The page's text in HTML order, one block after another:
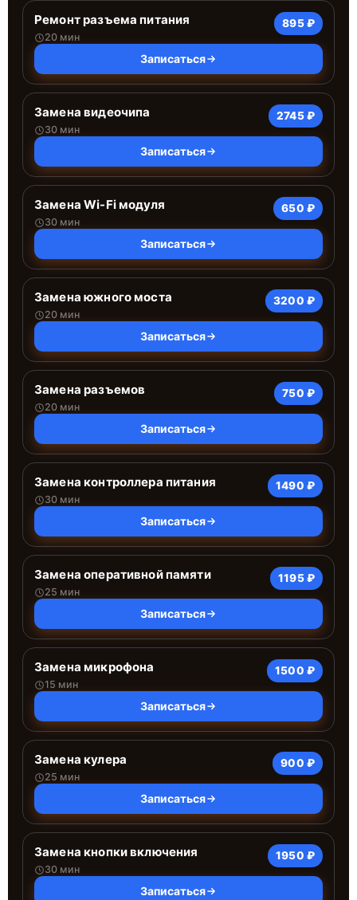
Ремонт разъема питания
20 мин
895 ₽
Записаться
Замена видеочипа
30 мин
2745 ₽
Записаться
Замена Wi-Fi модуля
30 мин
650 ₽
Записаться
Замена южного моста
20 мин
3200 ₽
Записаться
Замена разъемов
20 мин
750 ₽
Записаться
Замена контроллера питания
30 мин
1490 ₽
Записаться
Замена оперативной памяти
25 мин
1195 ₽
Записаться
Замена микрофона
15 мин
1500 ₽
Записаться
Замена кулера
25 мин
900 ₽
Записаться
Замена кнопки включения
30 мин
1950 ₽
Записаться